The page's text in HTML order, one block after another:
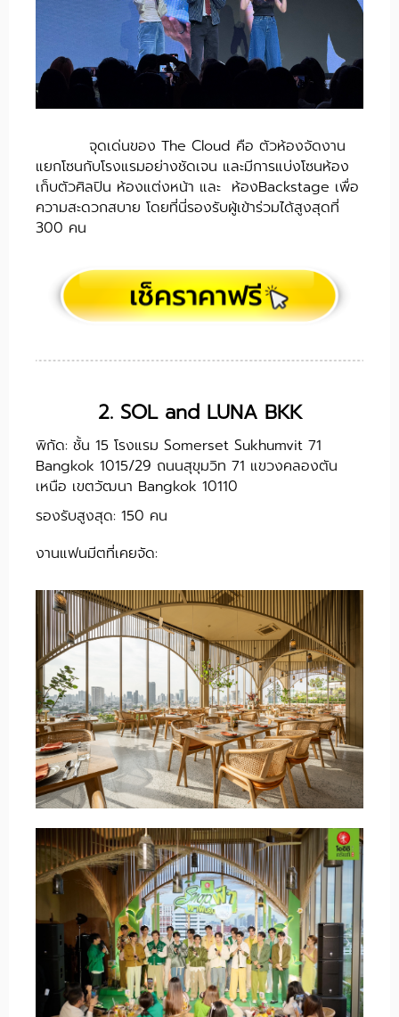
จุดเด่นของ The Cloud คือ ตัวห้องจัดงาน
แยกโซนกับโรงแรมอย่างชัดเจน และมีการแบ่งโซนห้อง
เก็บตัวศิลปิน ห้องแต่งหน้า และ ห้องBackstage เพื่อ
ความสะดวกสบาย โดยที่นี่รองรับผู้เข้าร่วมได้สูงสุดที่
300 คน
2. SOL and LUNA BKK
พิกัด: ชั้น 15 โรงแรม Somerset Sukhumvit 71
Bangkok 1015/29 ถนนสุขุมวิท 71 แขวงคลองตัน
เหนือ เขตวัฒนา Bangkok 10110
รองรับสูงสุด: 150 คน
งานแฟนมีตที่เคยจัด: